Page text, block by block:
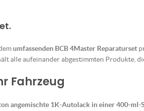
umfassenden BCB 4Master Reparaturset
alle aufeinander abgestimmten Produkte,
Fahrzeug
angemischte 1K-Autolack in einer 400-ml-